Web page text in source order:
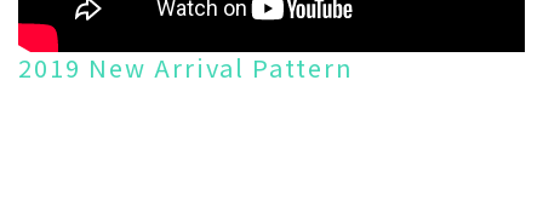
2019 New Arrival Pattern